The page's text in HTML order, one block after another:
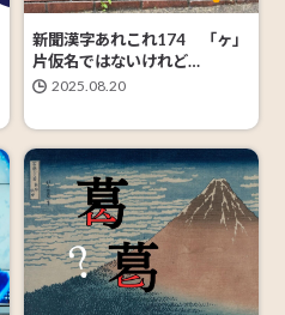
新聞漢字あれこれ174 「ヶ」
片仮名ではないけれど…
2025.08.20